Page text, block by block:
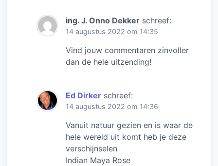
ing. J. Onno Dekker schreef:
14 augustus 2022 om 14:35
Vind jouw commentaren zinvoller
dan de hele uitzending!
Ed Dirker schreef:
14 augustus 2022 om 14:36
Vanuit natuur gezien en is waar de
hele wereld uit komt heb je deze
verschijnselen
Indian Maya Rose